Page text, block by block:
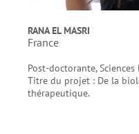
RANA EL MASRI
France
Post-doctorante,
Titre du projet : De la
thérapeutique.